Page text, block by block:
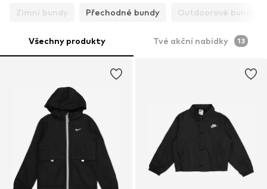
Zimní bundy
Přechodné bundy Outdoorové bundy
Všechny produkty Tvé akční nabídky 13